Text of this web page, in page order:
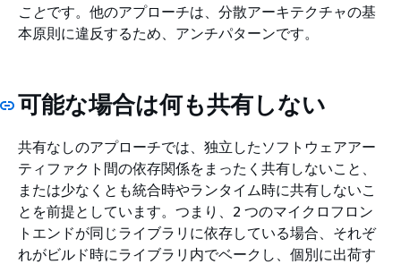
ことです。他のアプローチは、分散アーキテクチャの基
本原則に違反するため、アンチパターンです。
可能な場合は何も共有しない
共有なしのアプローチでは、独立したソフトウェアアー
ティファクト間の依存関係をまったく共有しないこと、
または少なくとも統合時やランタイム時に共有しないこ
とを前提としています。つまり、2 つのマイクロフロン
トエンドが同じライブラリに依存している場合、それぞ
れがビルド時にライブラリ内でベークし、個別に出荷す